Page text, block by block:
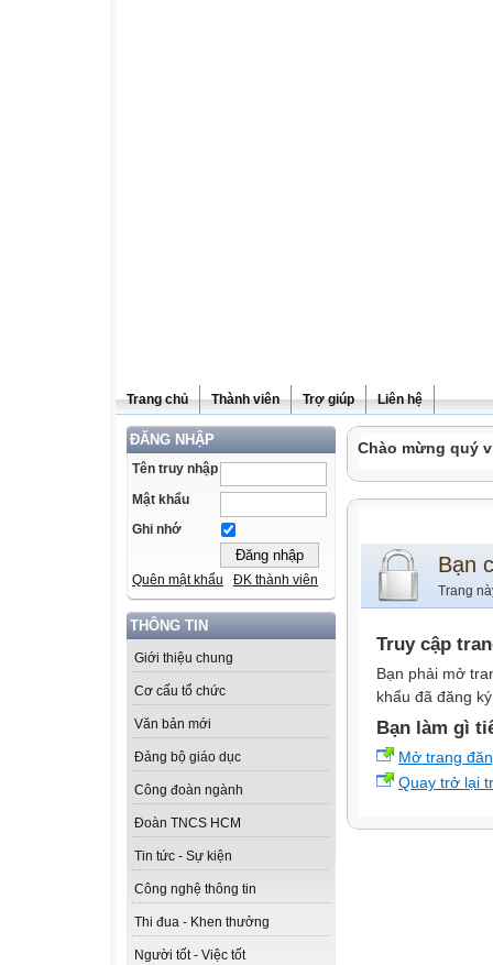
Trang chủ Thành viên Trợ giúp Liên hệ
ĐĂNG NHẬP
Tên truy nhập
Mật khẩu
Ghi nhớ
Quên mật khẩu ĐK thành viên
THÔNG TIN
Giới thiệu chung
Cơ cấu tổ chức
Văn bản mới
Đảng bộ giáo dục
Công đoàn ngành
Đoàn TNCS HCM
Tin tức - Sự kiện
Công nghệ thông tin
Thi đua - Khen thưởng
Người tốt - Việc tốt
Chào mừng quý
Bạn
Trang
Truy cập
Bạn phải mở
khẩu đã đăng
Bạn làm gì
Mở trang
Quay trở lại